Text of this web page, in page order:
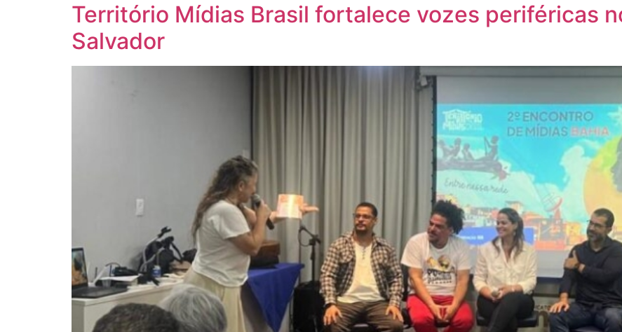
Território Mídias Brasil fortalece vozes periféricas
Salvador